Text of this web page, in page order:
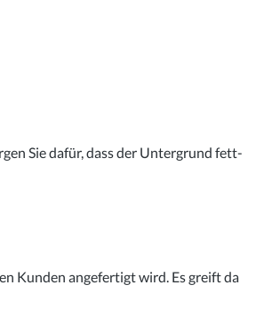
Sie dafür, dass der Untergrund fett-
Kunden angefertigt wird. Es greift da